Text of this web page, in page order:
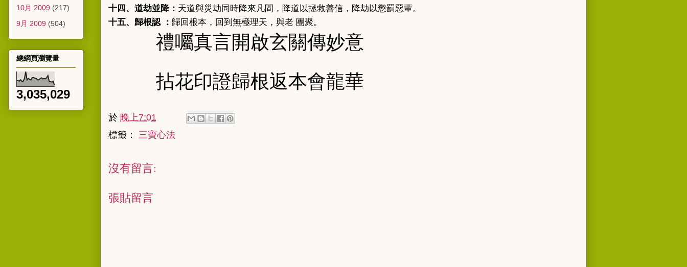
十四、道劫並降： 天道與災劫同時降來凡間，降道以拯救善信，降劫以懲罰惡輩。
十五、歸根認
： 歸回根本，回到無極理天，與老 團聚。
禮囑真言開啟玄關傳妙意
拈花印證歸根返本會龍華
於 晚上7:01
標籤： 三寶心法
沒有留言:
張貼留言
10月 2009 (217)
9月 2009 (504)
總網頁瀏覽量
3,035,029